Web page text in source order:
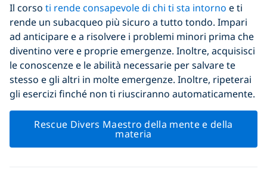
Il corso ti rende consapevole di chi ti sta intorno e ti
rende un subacqueo più sicuro a tutto tondo. Impari
ad anticipare e a risolvere i problemi minori prima che
diventino vere e proprie emergenze. Inoltre, acquisisci
le conoscenze e le abilità necessarie per salvare te
stesso e gli altri in molte emergenze. Inoltre, ripeterai
gli esercizi finché non ti riusciranno automaticamente.
Rescue Divers Maestro della mente e della
materia